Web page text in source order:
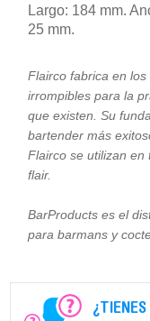
Largo: 184 mm.
25 mm.
Flairco fabrica en
irrompibles para la
que existen. Su
bartender más
Flairco se utilizan en
flair.
BarProducts es el
para barmans y